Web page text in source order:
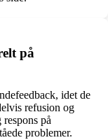
på
idet de
refusion og
på
problemer.